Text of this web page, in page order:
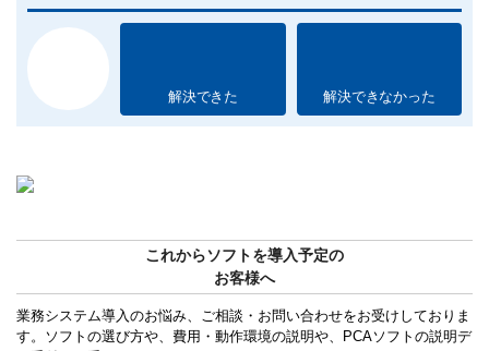
解決できた 解決できなかった
これからソフトを導入予定の
お客様へ
業務システム導入のお悩み、ご相談・お問い合わせをお受けしておりま
す。ソフトの選び方や、費用・動作環境の説明や、PCAソフトの説明デ